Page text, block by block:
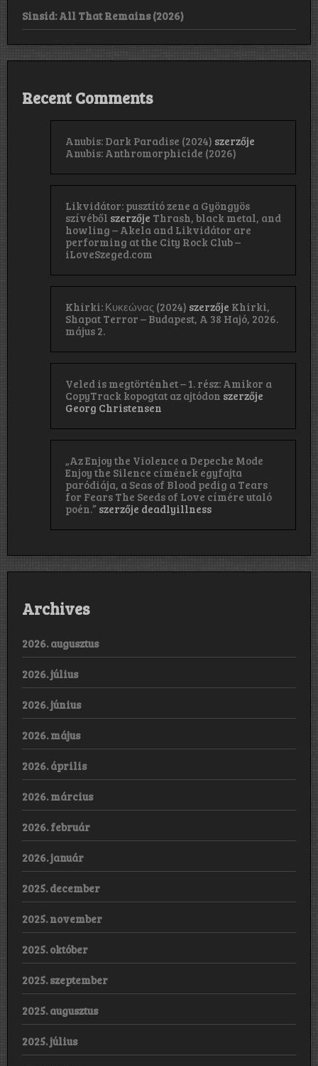
Sinsid: All That Remains (2026)
Recent Comments
Anubis: Dark Paradise (2024) szerzője
Anubis: Anthromorphicide (2026)
Likvidátor: pusztító zene a Gyöngyös
szívéből szerzője Thrash, black metal, and
howling – Akela and Likvidátor are
performing at the City Rock Club –
iLoveSzeged.com
Khirki: Κ​υ​κ​ε​ώ​ν​α​ς (2024) szerzője Khirki,
Shapat Terror – Budapest, A 38 Hajó, 2026.
május 2.
Veled is megtörténhet – 1. rész: Amikor a
CopyTrack kopogtat az ajtódon szerzője
Georg Christensen
„Az Enjoy the Violence a Depeche Mode
Enjoy the Silence címének egyfajta
paródiája, a Seas of Blood pedig a Tears
for Fears The Seeds of Love címére utaló
poén.” szerzője deadlyillness
Archives
2026. augusztus
2026. július
2026. június
2026. május
2026. április
2026. március
2026. február
2026. január
2025. december
2025. november
2025. október
2025. szeptember
2025. augusztus
2025. július